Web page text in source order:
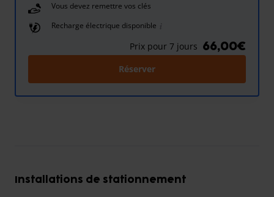
Vous devez remettre vos clés
Recharge électrique disponible
Prix pour 7 jours 66,00€
Réserver
Installations de stationnement